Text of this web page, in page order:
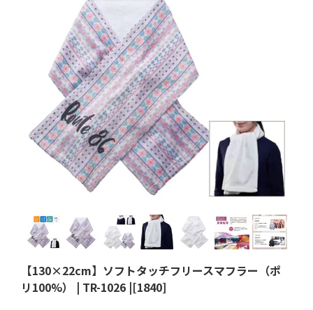
【130×22cm】ソフトタッチフリースマフラー（ポ
リ100%） | TR-1026 |[1840]